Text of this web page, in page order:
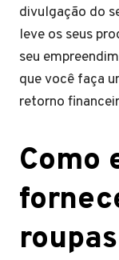
divulgação do
leve os seus
seu
que você faça
retorno
Como